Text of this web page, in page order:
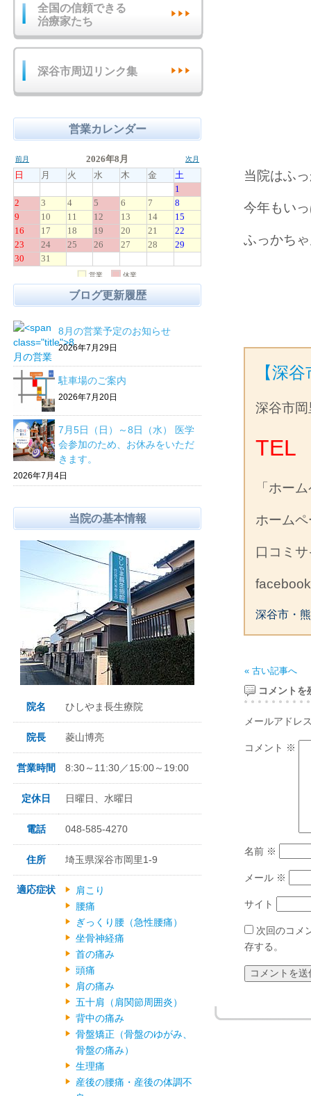
当院はふ
今年もい
ふっかち
【深
深谷市
TEL
「ホー
ホーム
口コミ
深谷市・
« 古い記事へ
コメントを
メールアドレ
コメント ※
名前 ※
メール ※
サイト
次回のコメ
存する。
全国の信頼できる
治療家たち
深谷市周辺リンク集
営業カレンダー
ブログ更新履歴
8月の営業予定のお知らせ
2026年7月29日
駐車場のご案内
2026年7月20日
7月5日（日）～8日（水） 医学
会参加のため、お休みをいただ
きます。
2026年7月4日
当院の基本情報
院名 ひしやま長生療院
院長 菱山博亮
営業時間 8:30～11:30／15:00～19:00
定休日 日曜日、水曜日
電話 048-585-4270
住所 埼玉県深谷市岡里1-9
適応症状
肩こり
腰痛
ぎっくり腰（急性腰痛）
坐骨神経痛
首の痛み
頭痛
肩の痛み
五十肩（肩関節周囲炎）
背中の痛み
骨盤矯正（骨盤のゆがみ、
骨盤の痛み）
生理痛
産後の腰痛・産後の体調不